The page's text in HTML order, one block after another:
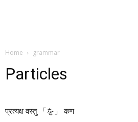
Home grammar
Particles
प्रत्यक्ष वस्तु 「を」 कण